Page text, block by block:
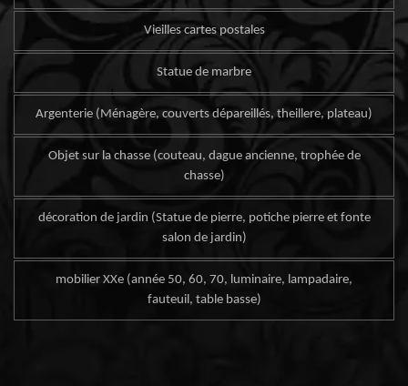
Vieilles cartes postales
Statue de marbre
Argenterie (Ménagère, couverts dépareillés, theillere, plateau)
Objet sur la chasse (couteau, dague ancienne, trophée de
chasse)
décoration de jardin (Statue de pierre, potiche pierre et fonte
salon de jardin)
mobilier XXe (année 50, 60, 70, luminaire, lampadaire,
fauteuil, table basse)